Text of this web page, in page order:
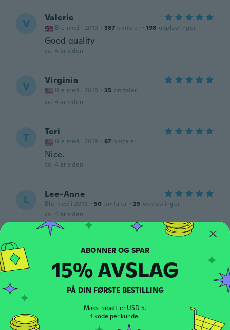
V Valerie
Ble med i 2019 · 387 omtaler · 198 opplastinger
Good quality
ca. 4 år siden
V Virginia
Ble med i 2018 · 35 omtaler
ca. 4 år siden
T Teri
Ble med i 2019 · 87 omtaler
Nice.
ca. 4 år siden
L Lee-Anne
Ble med i 2019 · 50 omtaler · 25 opplastinger
ca. 4 år siden
U Ble med i 2015 · 13 omtaler
ca. 4 år siden
J
15% AVSLAG
PÅ DIN FØRSTE BESTILLING
Maks. rabatt er USD 5.
1 kode per kunde.